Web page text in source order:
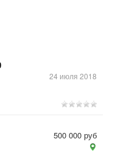
24 июля 2018
500 000 руб